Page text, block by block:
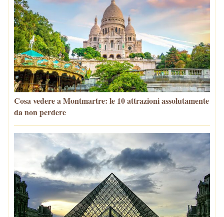
Cosa vedere a Montmartre: le 10 attrazioni assolutamente
da non perdere